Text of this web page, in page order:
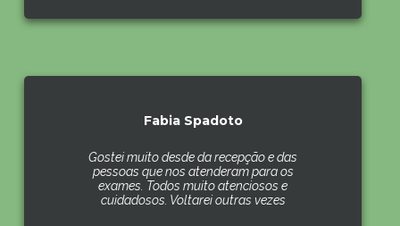
Fabia Spadoto
Gostei muito desde da recepção e das
pessoas que nos atenderam para os
exames. Todos muito atenciosos e
cuidadosos. Voltarei outras vezes